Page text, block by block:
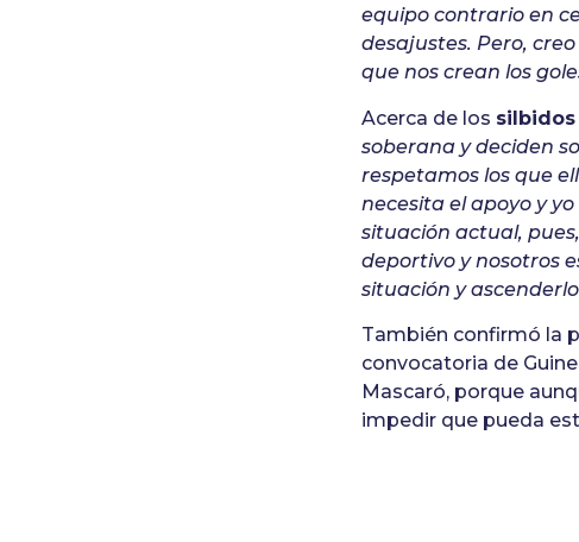
equipo contrario en
desajustes. Pero,
que nos crean los
Acerca de los
soberana y deciden
respetamos los que
necesita el apoyo y
situación actual,
deportivo y nosotros
situación y
También confirmó la
convocatoria de
Mascaró, porque
impedir que pueda